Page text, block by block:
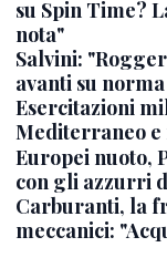
su Spin Time?
nota"
Salvini:
avanti su
Esercitazioni
Mediterraneo e
Europei nuoto,
con gli azzurri
Carburanti, la
meccanici: